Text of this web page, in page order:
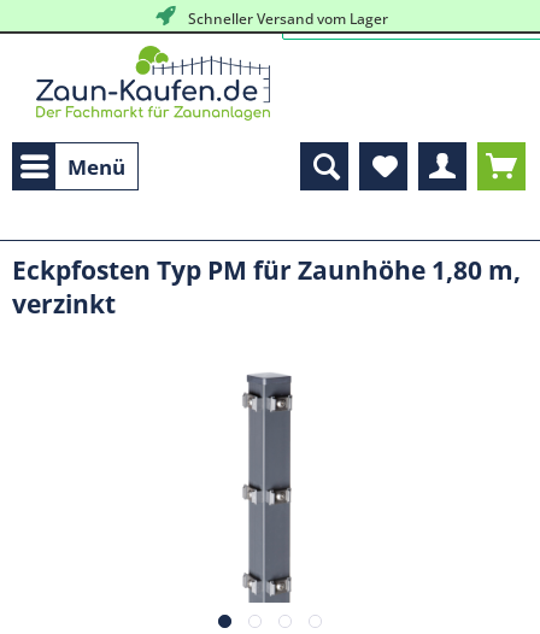
Schneller Versand vom Lager
Menü
Eckpfosten Typ PM für Zaunhöhe 1,80 m,
verzinkt